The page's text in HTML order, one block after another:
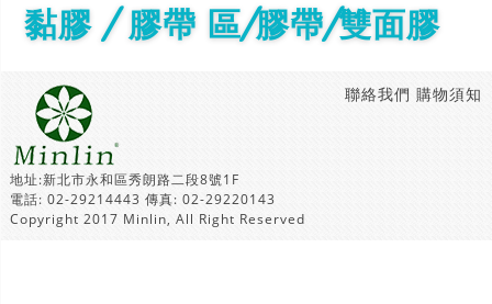
黏膠 / 膠帶 區/膠帶/雙面膠
購物須知
聯絡我們
地址:新北市永和區秀朗路二段8號1F
電話: 02-29214443 傳真: 02-29220143
Copyright 2017 Minlin, All Right Reserved